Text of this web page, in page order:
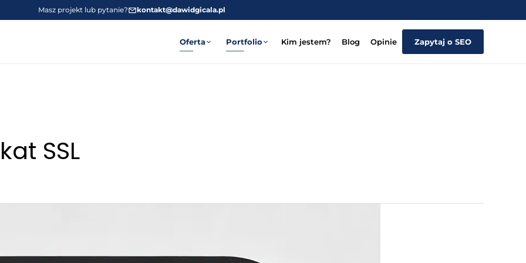
Masz projekt lub pytanie? kontakt@dawidgicala.pl
Oferta Portfolio Kim jestem? Blog Opinie Zapytaj o SEO
SSL